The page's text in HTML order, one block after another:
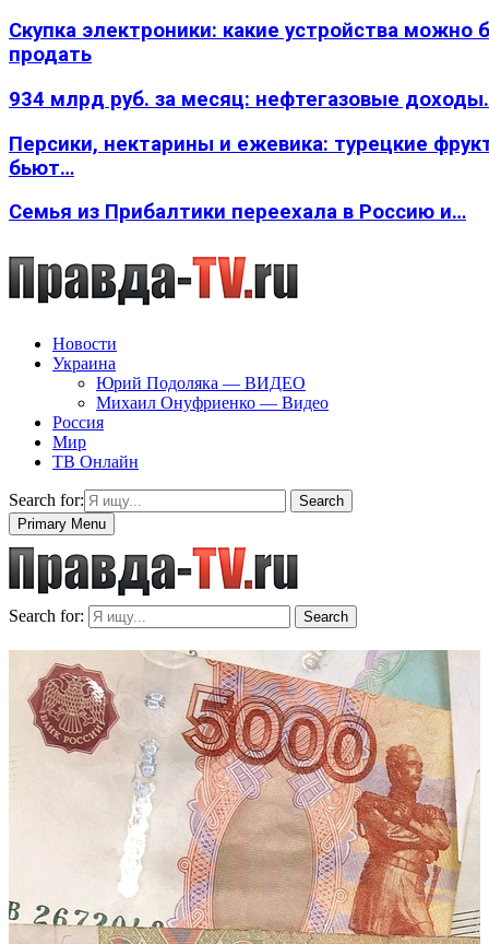
Скупка электроники: какие устройства можно
продать
934 млрд руб. за месяц: нефтегазовые
Персики, нектарины и ежевика: турецкие
бьют…
Семья из Прибалтики переехала в Россию и…
Новости
Украина
Юрий Подоляка — ВИДЕО
Михаил Онуфриенко — Видео
Россия
Мир
ТВ Онлайн
Search for:
Search
Primary Menu
Search for: Search